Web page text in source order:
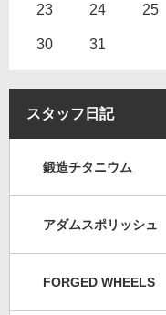
23 24 25
30 31
スタッフ日記
鍛造チタニウム
アダムスポリッシュ
FORGED WHEELS